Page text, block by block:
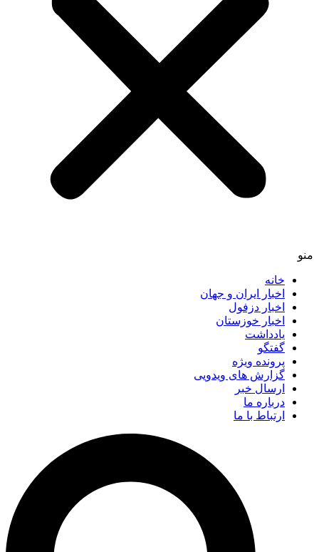
خانه
اخبار ایران و جهان
اخبار دزفول
اخبار خوزستان
یادداشت
گفتگو
پرونده ویژه
گزارش های ویدویی
ارسال خبر
درباره ما
ارتباط با ما